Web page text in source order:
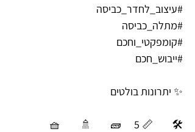
#עיצוב_לחדר_כביסה
#מתלה_כביסה
#קומפקטי_וחכם
#ייבוש_חכם
✨ יתרונות בולטים
🛠️
📏 5
🧱
🚿
🧺